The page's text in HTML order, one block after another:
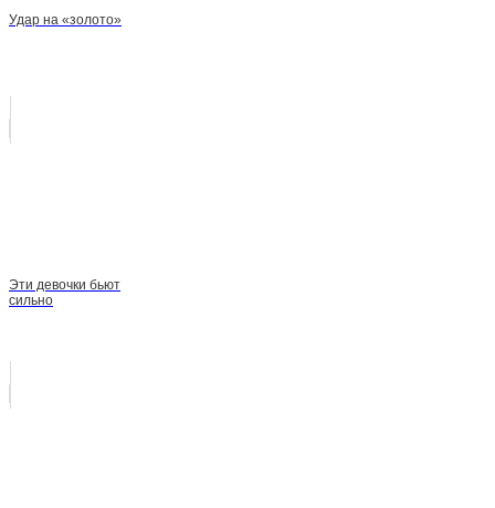
Удар на «золото»
Эти девочки бьют
сильно